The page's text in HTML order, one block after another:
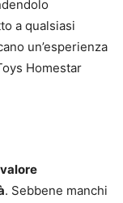
a qualsiasi
un’esperienza
Homestar
. Sebbene manchi